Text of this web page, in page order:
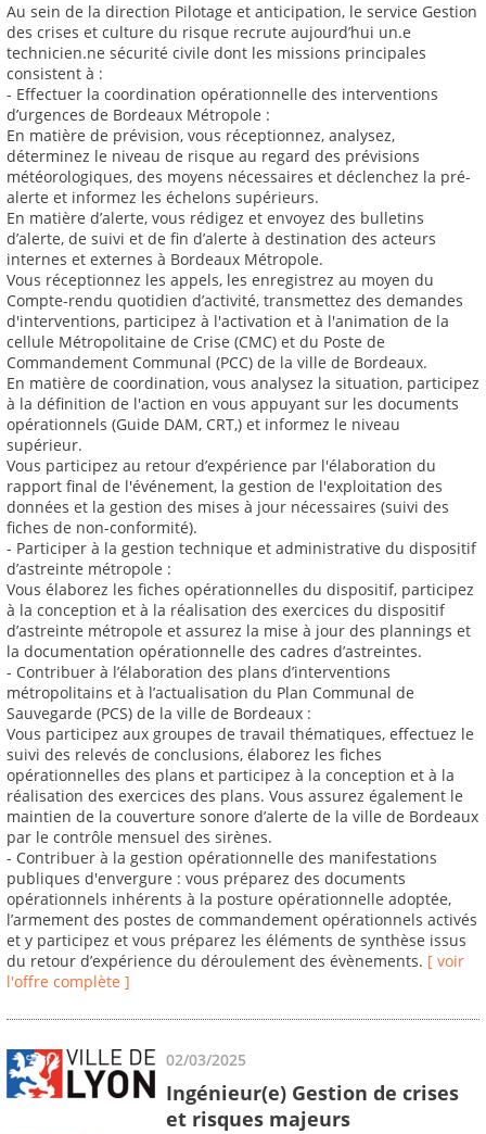
Au sein de la direction Pilotage et anticipation, le service Gestion
des crises et culture du risque recrute aujourd’hui un.e
technicien.ne sécurité civile dont les missions principales
consistent à :
- Effectuer la coordination opérationnelle des interventions
d’urgences de Bordeaux Métropole :
En matière de prévision, vous réceptionnez, analysez,
déterminez le niveau de risque au regard des prévisions
météorologiques, des moyens nécessaires et déclenchez la pré-
alerte et informez les échelons supérieurs.
En matière d’alerte, vous rédigez et envoyez des bulletins
d’alerte, de suivi et de fin d’alerte à destination des acteurs
internes et externes à Bordeaux Métropole.
Vous réceptionnez les appels, les enregistrez au moyen du
Compte-rendu quotidien d’activité, transmettez des demandes
d'interventions, participez à l'activation et à l'animation de la
cellule Métropolitaine de Crise (CMC) et du Poste de
Commandement Communal (PCC) de la ville de Bordeaux.
En matière de coordination, vous analysez la situation, participez
à la définition de l'action en vous appuyant sur les documents
opérationnels (Guide DAM, CRT,) et informez le niveau
supérieur.
Vous participez au retour d’expérience par l'élaboration du
rapport final de l'événement, la gestion de l'exploitation des
données et la gestion des mises à jour nécessaires (suivi des
fiches de non-conformité).
- Participer à la gestion technique et administrative du dispositif
d’astreinte métropole :
Vous élaborez les fiches opérationnelles du dispositif, participez
à la conception et à la réalisation des exercices du dispositif
d’astreinte métropole et assurez la mise à jour des plannings et
la documentation opérationnelle des cadres d’astreintes.
- Contribuer à l’élaboration des plans d’interventions
métropolitains et à l’actualisation du Plan Communal de
Sauvegarde (PCS) de la ville de Bordeaux :
Vous participez aux groupes de travail thématiques, effectuez le
suivi des relevés de conclusions, élaborez les fiches
opérationnelles des plans et participez à la conception et à la
réalisation des exercices des plans. Vous assurez également le
maintien de la couverture sonore d’alerte de la ville de Bordeaux
par le contrôle mensuel des sirènes.
- Contribuer à la gestion opérationnelle des manifestations
publiques d'envergure : vous préparez des documents
opérationnels inhérents à la posture opérationnelle adoptée,
l’armement des postes de commandement opérationnels activés
et y participez et vous préparez les éléments de synthèse issus
du retour d’expérience du déroulement des évènements. [ voir
l'offre complète ]
02/03/2025
Ingénieur(e) Gestion de crises
et risques majeurs